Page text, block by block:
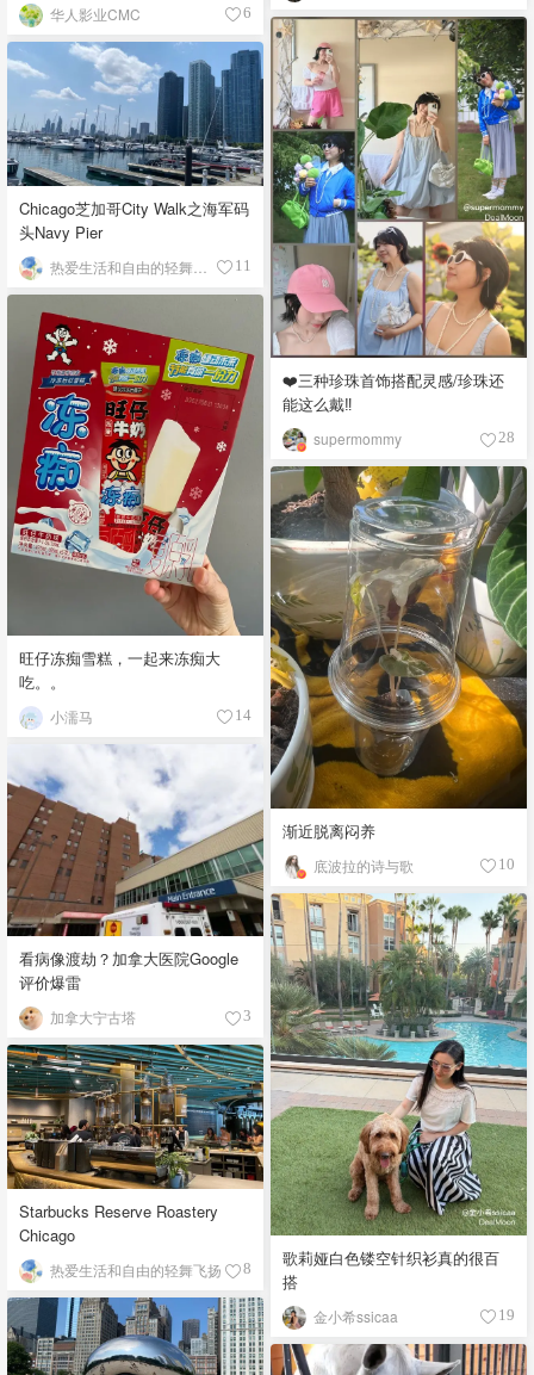
华人影业CMC 6
❤️三种珍珠首饰搭配灵感/珍珠还
能这么戴‼️
supermommy 28
Chicago芝加哥City Walk之海军码
头Navy Pier
11
旺仔冻痴雪糕，一起来冻痴大
吃。。
小濡马 14
渐近脱离闷养
底波拉的诗与歌 10
看病像渡劫？加拿大医院Google
评价爆雷
加拿大宁古塔 3
歌莉娅白色镂空针织衫真的很百
搭
金小希ssicaa 19
Starbucks Reserve Roastery
Chicago
热爱生活和自由的轻舞飞扬 8